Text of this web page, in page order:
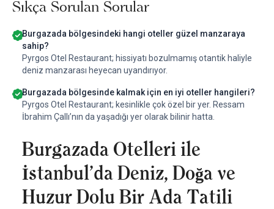
Sıkça Sorulan Sorular
Burgazada bölgesindeki hangi oteller güzel manzaraya
sahip?
Pyrgos Otel Restaurant; hissiyatı bozulmamış otantik haliyle
deniz manzarası heyecan uyandırıyor.
Burgazada bölgesinde kalmak için en iyi oteller hangileri?
Pyrgos Otel Restaurant; kesinlikle çok özel bir yer. Ressam
İbrahim Çallı’nın da yaşadığı yer olarak bilinir hatta.
Burgazada Otelleri ile
İstanbul’da Deniz, Doğa ve
Huzur Dolu Bir Ada Tatili